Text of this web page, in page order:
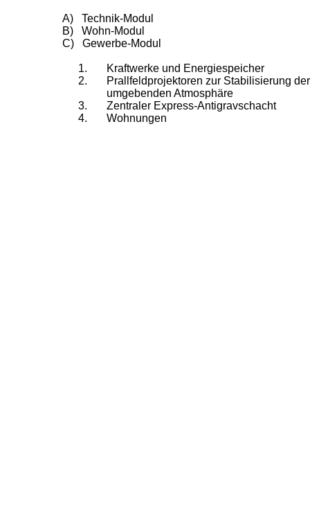
A) Technik-Modul
B) Wohn-Modul
C) Gewerbe-Modul
Kraftwerke und Energiespeicher
Prallfeldprojektoren zur Stabilisierung der
umgebenden Atmosphäre
Zentraler Express-Antigravschacht
Wohnungen